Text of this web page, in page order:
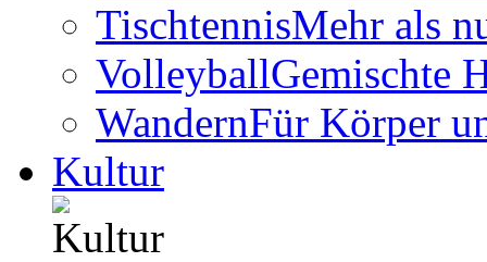
TischtennisMehr als
VolleyballGemischte
WandernFür Körper
Kultur